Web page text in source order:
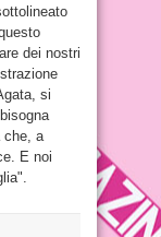
dei nostri
si
che, a
E noi